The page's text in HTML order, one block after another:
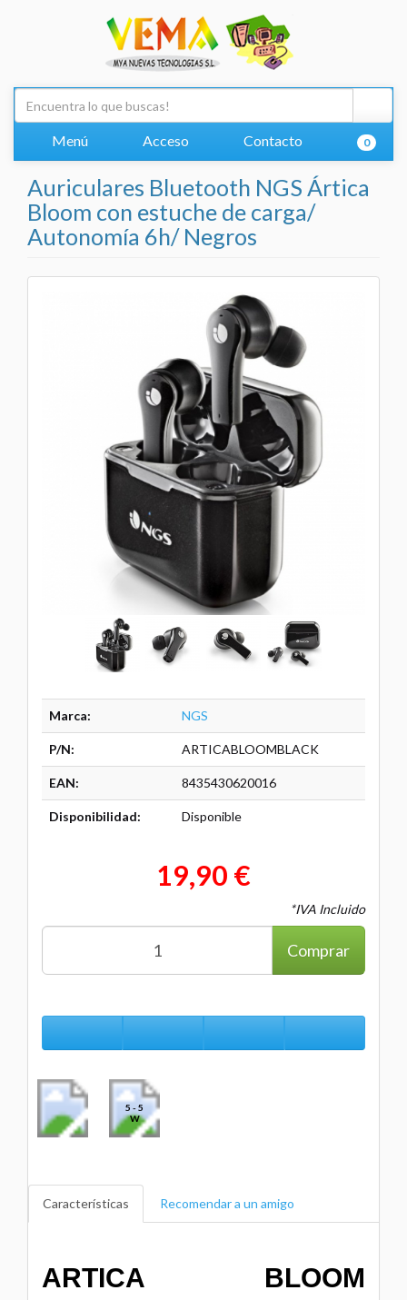
Menú Acceso Contacto 0
Auriculares Bluetooth NGS Ártica
Bloom con estuche de carga/
Autonomía 6h/ Negros
Marca: NGS
P/N: ARTICABLOOMBLACK
EAN: 8435430620016
Disponibilidad: Disponible
19,90 €
*IVA Incluido
Comprar
5 - 5
W
Características Recomendar a un amigo
ARTICA BLOOM